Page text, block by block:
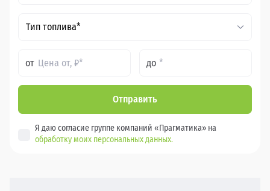
Тип топлива*
от до
Отправить
Я даю согласие группе компаний «Прагматика» на
обработку моих персональных данных.